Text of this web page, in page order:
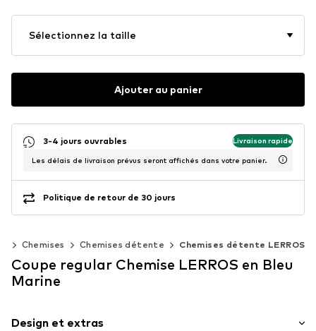
Sélectionnez la taille
Ajouter au panier
3-4 jours ouvrables Livraison rapide
Les délais de livraison prévus seront affichés dans votre panier.
Politique de retour de 30 jours
Chemises Chemises détente Chemises détente LERROS
Coupe regular Chemise LERROS en Bleu
Marine
Design et extras